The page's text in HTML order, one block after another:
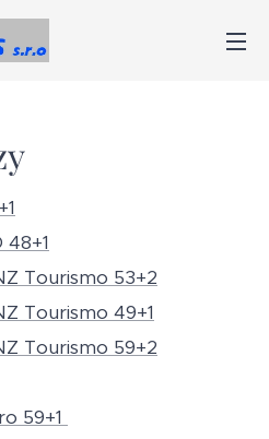
48+1
Tourismo 53+2
Tourismo 49+1
Tourismo 59+2
59+1